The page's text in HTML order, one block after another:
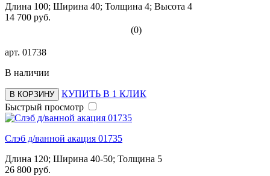
Длина 100; Ширина 40; Толщина 4; Высота 4
14 700 руб.
(0)
арт. 01738
В наличии
В КОРЗИНУ
КУПИТЬ В 1 КЛИК
Быстрый просмотр
Слэб д/ванной акация 01735
Длина 120; Ширина 40-50; Толщина 5
26 800 руб.